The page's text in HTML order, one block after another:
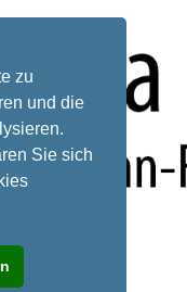
zu
und die
Sie sich